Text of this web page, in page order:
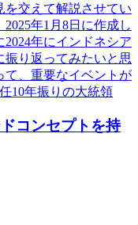
を交えて解説させてい
年1月8日に作成し
年にインドネシア
振り返ってみたいと思
て、重要なイベントが
10年振りの大統領
コンセプトを持